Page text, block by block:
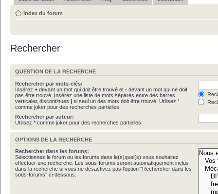
Index du forum
Rechercher
QUESTION DE LA RECHERCHE
Rechercher par mots-clés:
Insérez + devant un mot qui doit être trouvé et - devant un mot qui ne doit
pas être trouvé. Insérez une liste de mots séparés entre des barres
verticales discontinues | si seul un des mots doit être trouvé. Utilisez *
comme joker pour des recherches partielles.
Rechercher par auteur:
Utilisez * comme joker pour des recherches partielles.
OPTIONS DE LA RECHERCHE
Rechercher dans les forums:
Sélectionnez le forum ou les forums dans le(s)quel(s) vous souhaitez
effectuer une recherche. Les sous-forums seront automatiquement inclus
dans la recherche si vous ne désactivez pas l’option “Rechercher dans les
sous-forums” ci-dessous.